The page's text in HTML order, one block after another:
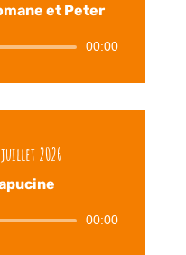
et Peter
00:00
juillet 2026
00:00